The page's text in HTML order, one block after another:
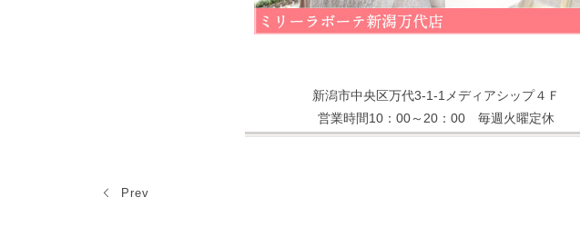
新潟市中央区万代3-1-1メディアシップ４Ｆ
営業時間10：00～20：00 毎週火曜定休
Prev